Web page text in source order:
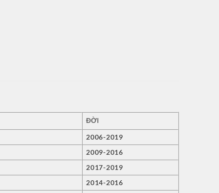
ĐỜI
2006-2019
2009-2016
2017-2019
2014-2016